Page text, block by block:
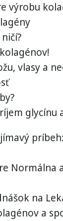
výrobu
vlasy a
glycínu
príbeh:
Normálna
na
a